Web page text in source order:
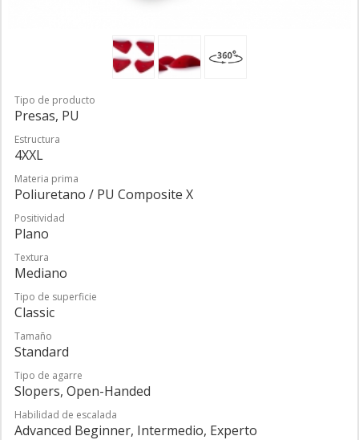
Tipo de producto
Presas, PU
Estructura
4XXL
Materia prima
Poliuretano / PU Composite X
Positividad
Plano
Textura
Mediano
Tipo de superficie
Classic
Tamaño
Standard
Tipo de agarre
Slopers, Open-Handed
Habilidad de escalada
Advanced Beginner, Intermedio, Experto